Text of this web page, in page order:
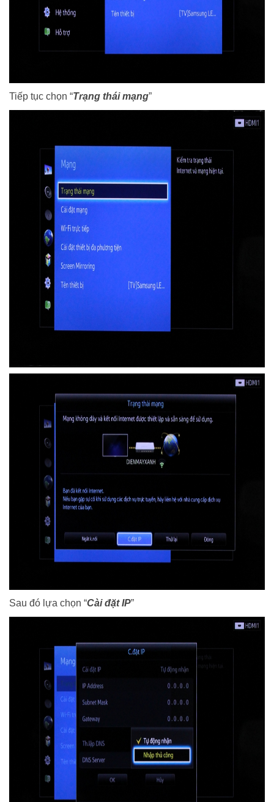
Tiếp tục chọn “Trạng thái mạng”
Sau đó lựa chọn “Cài đặt IP”